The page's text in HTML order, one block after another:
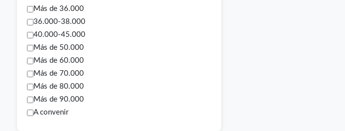
Más de 36.000
36.000-38.000
40.000-45.000
Más de 50.000
Más de 60.000
Más de 70.000
Más de 80.000
Más de 90.000
A convenir